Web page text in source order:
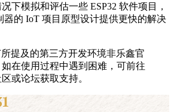
下模拟和评估一些 ESP32 软件项目，
器的 IoT 项目原型设计提供更快的解决
提及的第三方开发环境非乐鑫官
在使用过程中遇到困难，可前往
或论坛获取支持。